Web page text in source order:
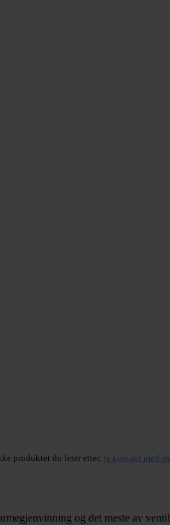
produktet du leter etter, ta kontakt med
og det meste av